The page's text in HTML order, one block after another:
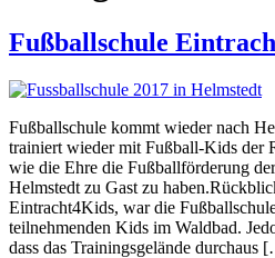
Fußballschule
Fußballschule kommt wieder nach
trainiert wieder mit Fußball-Kids der
wie die Ehre die Fußballförderung
Helmstedt zu Gast zu
Eintracht4Kids, war die
teilnehmenden Kids im Waldbad.
dass das Trainingsgelände durchaus